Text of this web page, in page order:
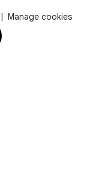
Manage cookies